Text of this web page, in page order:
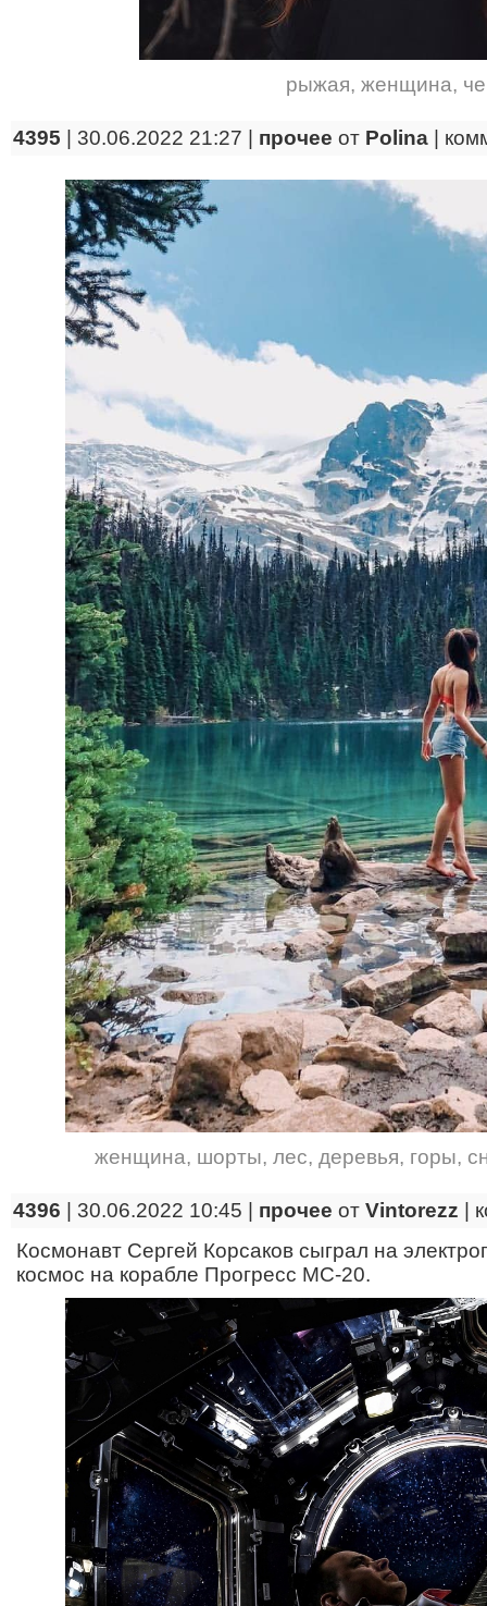
рыжая, женщина,
4395 | 30.06.2022 21:27 | прочее от Polina
женщина, шорты, лес, деревья, горы,
4396 | 30.06.2022 10:45 | прочее от Vintorezz
Космонавт Сергей Корсаков сыграл на
космос на корабле Прогресс МС-20.